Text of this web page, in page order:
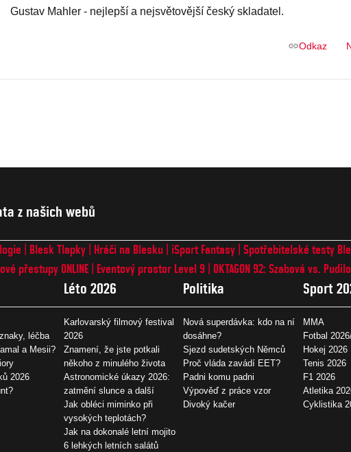
Gustav Mahler - nejlepší a nejsvětovější český skladatel.
Odkaz
z našich webů
Blesk Tlapky Hráči na Blesku iSport Fantasy Spotřebitelské testy
přestupy ONLINE Eventový prostor Level 9 OKTAGON 92: Szabová vs.
léčba
a Mesii?
2026
Léto 2026
Karlovarský filmový festival
2026
Znamení, že jste potkali
někoho z minulého života
Astronomické úkazy 2026:
zatmění slunce a další
Jak obléci miminko při
vysokých teplotách?
Jak na dokonalé letní mojito
6 lehkých letních salátů
Politika
Nová superdávka: kdo na ní
dosáhne?
Sjezd sudetských Němců
Proč vláda zavádí EET?
Padni komu padni
Výpověď z práce vzor
Divoký kačer
Sport
MMA
Fotbal
Hokej 2026
Tenis 2026
F1 2026
Atletika
Cyklistika